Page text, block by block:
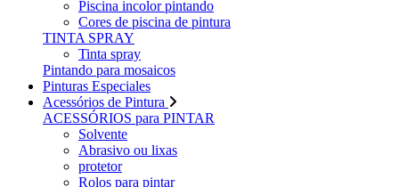
Piscina incolor pintando
Cores de piscina de pintura
TINTA SPRAY
Tinta spray
Pintando para mosaicos
Pinturas Especiales
Acessórios de Pintura
ACESSÓRIOS para PINTAR
Solvente
Abrasivo ou lixas
protetor
Rolos para pintar